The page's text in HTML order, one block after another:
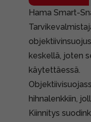
Hama Smart-
keskellä, joten
käytettäessä.
hihnalenkkiin,
Kiinnitys